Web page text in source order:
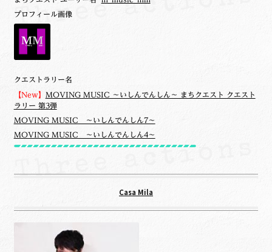
プロフィール画像
クエストラリー名
【New】
MOVING MUSIC ～いしんでんしん～ まちクエスト クエスト
ラリー 第3弾
MOVING MUSIC ～いしんでんしん7～
MOVING MUSIC ～いしんでんしん4～
Casa Mila